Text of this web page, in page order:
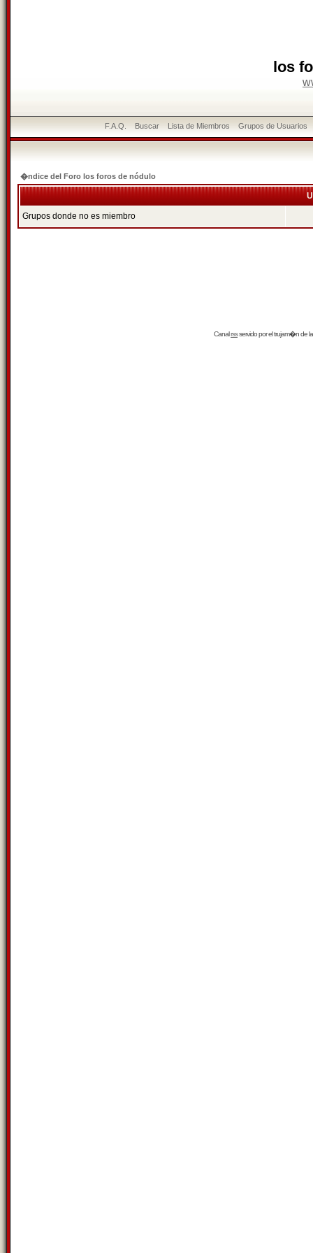
los
F.A.Q. Buscar Lista de Miembros Grupos de Usuarios
�ndice del Foro los foros de nódulo
Grupos donde no es miembro
Canalrssservido por eltrujam�nde